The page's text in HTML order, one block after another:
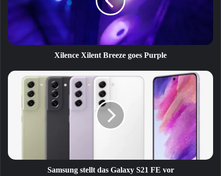
Purple
Xilence Xilent Breeze goes Purple
Samsung
Samsung stellt das Galaxy S21 FE vor